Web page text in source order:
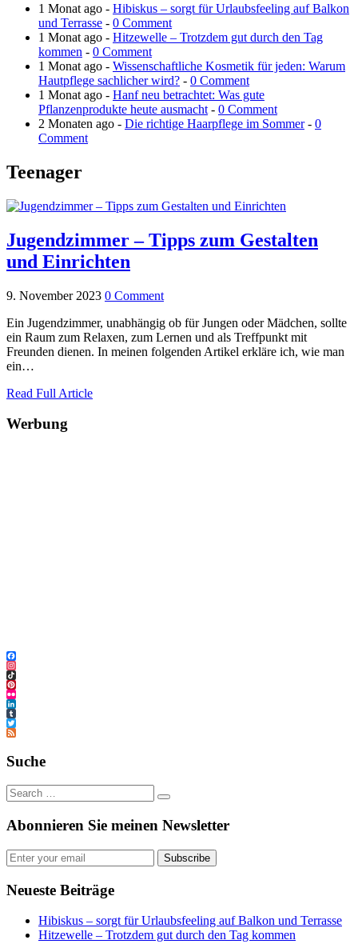
1 Monat ago - Hibiskus – sorgt für Urlaubsfeeling auf Balkon
und Terrasse - 0 Comment
1 Monat ago - Hitzewelle – Trotzdem gut durch den Tag
kommen - 0 Comment
1 Monat ago - Wissenschaftliche Kosmetik für jeden: Warum
Hautpflege sachlicher wird? - 0 Comment
1 Monat ago - Hanf neu betrachtet: Was gute
Pflanzenprodukte heute ausmacht - 0 Comment
2 Monaten ago - Die richtige Haarpflege im Sommer- 0
Comment
Teenager
Jugendzimmer – Tipps zum Gestalten
und Einrichten
9. November 2023 0 Comment
Ein Jugendzimmer, unabhängig ob für Jungen oder Mädchen, sollte
ein Raum zum Relaxen, zum Lernen und als Treffpunkt mit
Freunden dienen. In meinen folgenden Artikel erkläre ich, wie man
ein…
Read Full Article
Werbung
Facebook
Instagram
TikTok
Pinterest
Flickr
LinkedIn
Tumblr
Twitter
Feed
Suche
Abonnieren Sie meinen Newsletter
Subscribe
Neueste Beiträge
Hibiskus – sorgt für Urlaubsfeeling auf Balkon und Terrasse
Hitzewelle – Trotzdem gut durch den Tag kommen